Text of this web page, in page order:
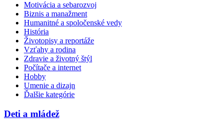
Motivácia a sebarozvoj
Biznis a manažment
Humanitné a spoločenské vedy
História
Životopisy a reportáže
Vzťahy a rodina
Zdravie a životný štýl
Počítače a internet
Hobby
Umenie a dizajn
Ďalšie kategórie
Deti a mládež